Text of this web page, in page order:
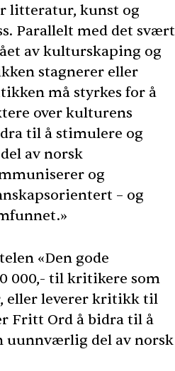
litteratur, kunst og
Parallelt med det svært
av kulturskaping og
stagnerer eller
må styrkes for å
over kulturens
til å stimulere og
av norsk
og
– og
«Den gode
000,- til kritikere som
eller leverer kritikk til
Fritt Ord å bidra til å
uunnværlig del av norsk